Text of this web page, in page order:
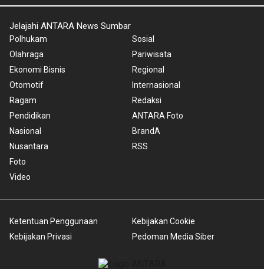
Jelajahi ANTARA News Sumbar
Polhukam
Olahraga
Ekonomi Bisnis
Otomotif
Ragam
Pendidikan
Nasional
Nusantara
Foto
Video
Sosial
Pariwisata
Regional
Internasional
Redaksi
ANTARA Foto
BrandA
RSS
Ketentuan Penggunaan
Kebijakan Privasi
Kebijakan Cookie
Pedoman Media Siber